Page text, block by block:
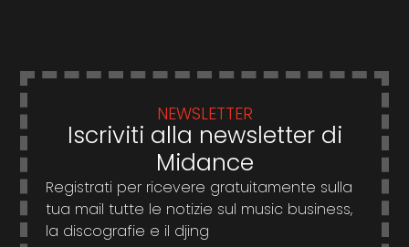
NEWSLETTER
Iscriviti alla newsletter di
Midance
Registrati per ricevere gratuitamente sulla
tua mail tutte le notizie sul music business,
la discografie e il djing